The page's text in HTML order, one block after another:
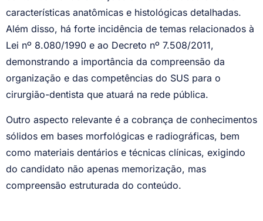
características anatômicas e histológicas detalhadas.
Além disso, há forte incidência de temas relacionados à
Lei nº 8.080/1990 e ao Decreto nº 7.508/2011,
demonstrando a importância da compreensão da
organização e das competências do SUS para o
cirurgião-dentista que atuará na rede pública.
Outro aspecto relevante é a cobrança de conhecimentos
sólidos em bases morfológicas e radiográficas, bem
como materiais dentários e técnicas clínicas, exigindo
do candidato não apenas memorização, mas
compreensão estruturada do conteúdo.